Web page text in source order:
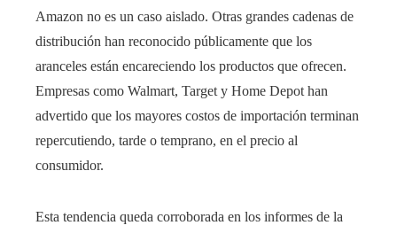
Amazon no es un caso aislado. Otras grandes cadenas de
distribución han reconocido públicamente que los
aranceles están encareciendo los productos que ofrecen.
Empresas como Walmart, Target y Home Depot han
advertido que los mayores costos de importación terminan
repercutiendo, tarde o temprano, en el precio al
consumidor.
Esta tendencia queda corroborada en los informes de la